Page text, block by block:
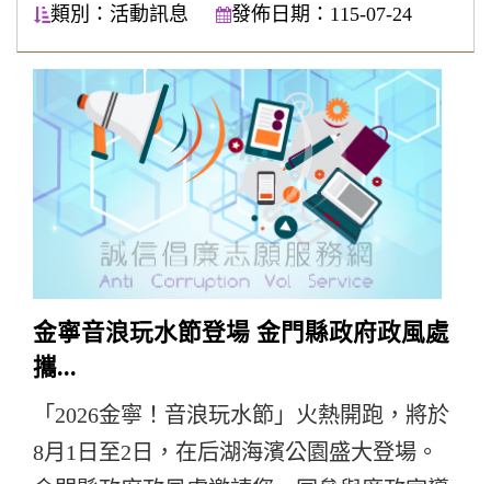
類別：活動訊息 發佈日期：115-07-24
​金寧音浪玩水節登場 金門縣政府政風處
攜...
「2026金寧！音浪玩水節」火熱開跑，將於
8月1日至2日，在后湖海濱公園盛大登場。